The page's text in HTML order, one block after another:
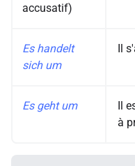
accusatif)
Es handelt
sich um
Il
Es geht um
Il
à